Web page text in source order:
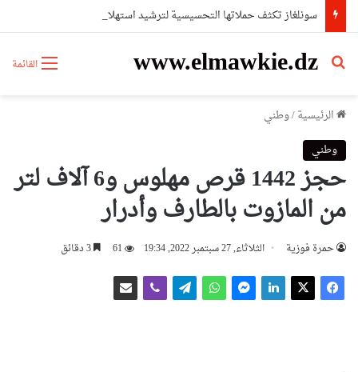
القائمة www.elmawkie.dz
بحث عن
الرئيسية/وطني
وطني
حجز 1442 قرص مهلوس و6 آلاف لتر
من المازوت بالطارف وأدرار
حمرة فوزية الثلاثاء, 27 سبتمبر 2022, 19:34 61